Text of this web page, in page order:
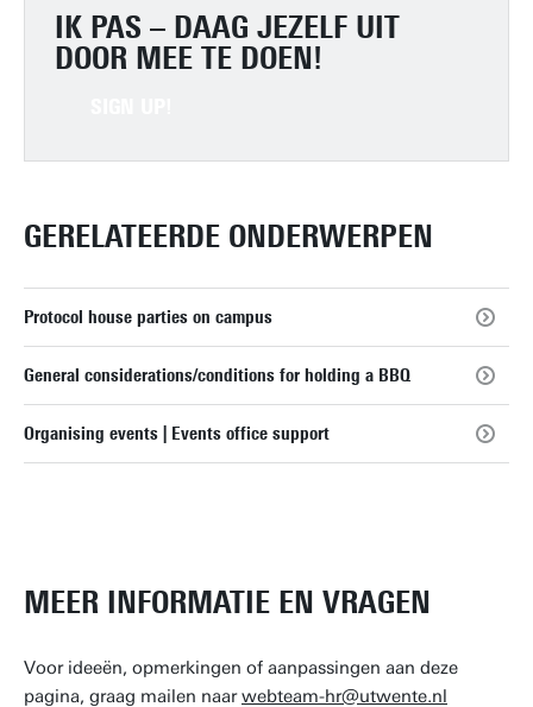
IK PAS – DAAG JEZELF UIT
DOOR MEE TE DOEN!
GERELATEERDE ONDERWERPEN
Protocol house parties on campus
General considerations/conditions for holding a BBQ
Organising events | Events office support
MEER INFORMATIE EN VRAGEN
Voor ideeën, opmerkingen of aanpassingen aan deze
pagina, graag mailen naarwebteam-hr@utwente.nl